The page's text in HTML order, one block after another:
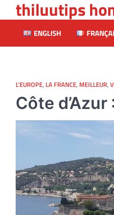
to
content
thiluutips
ENGLISH
L'EUROPE, LA FRANCE, MEILLEUR,
Côte